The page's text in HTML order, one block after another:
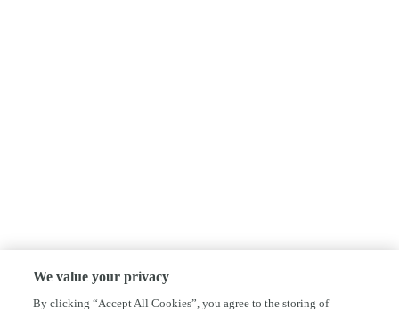
We value your privacy
By clicking “Accept All Cookies”, you agree to the storing of